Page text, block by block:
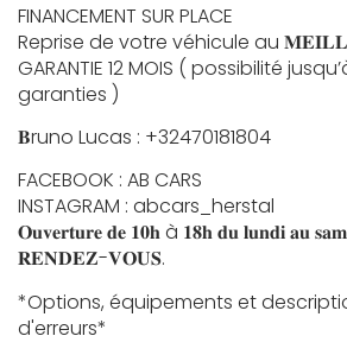
FINANCEMENT SUR PLACE
Reprise de votre véhicule au
GARANTIE 12 MOIS ( possibilité
garanties )
𝐁runo Lucas : +32470181804
FACEBOOK : AB CARS
INSTAGRAM : abcars_herstal
𝐎𝐮𝐯𝐞𝐫𝐭𝐮𝐫𝐞 𝐝𝐞 𝟏𝟎𝐡 à 𝟏𝟖𝐡 𝐝𝐮 𝐥𝐮𝐧𝐝𝐢 𝐚𝐮
𝐑𝐄𝐍𝐃𝐄𝐙-𝐕𝐎𝐔𝐒.
*Options, équipements et
d'erreurs*